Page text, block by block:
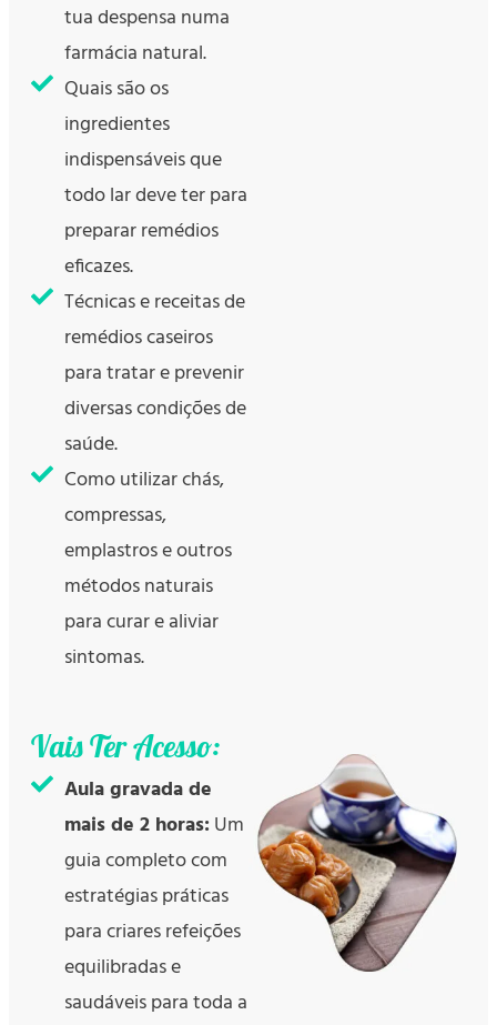
tua despensa numa
farmácia natural.
Quais são os
ingredientes
indispensáveis que
todo lar deve ter para
preparar remédios
eficazes.
Técnicas e receitas de
remédios caseiros
para tratar e prevenir
diversas condições de
saúde.
Como utilizar chás,
compressas,
emplastros e outros
métodos naturais
para curar e aliviar
sintomas.
Vais Ter Acesso:
Aula gravada de
mais de 2 horas: Um
guia completo com
estratégias práticas
para criares refeições
equilibradas e
saudáveis para toda a